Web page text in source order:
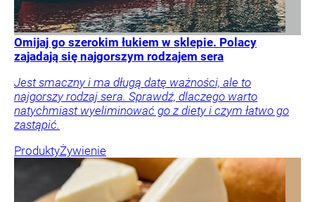
Omijaj go szerokim łukiem w sklepie. Polacy
zajadają się najgorszym rodzajem sera
Jest smaczny i ma długą datę ważności, ale to
najgorszy rodzaj sera. Sprawdź, dlaczego warto
natychmiast wyeliminować go z diety i czym łatwo go
zastąpić.
ProduktyŻywienie